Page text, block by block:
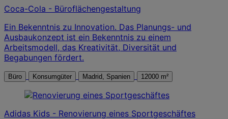
Coca-Cola - Büroflächengestaltung
Ein Bekenntnis zu Innovation. Das Planungs- und
Ausbaukonzept ist ein Bekenntnis zu einem
Arbeitsmodell, das Kreativität, Diversität und
Begabungen fördert.
Büro Konsumgüter Madrid, Spanien 12000 m²
Adidas Kids - Renovierung eines Sportgeschäftes